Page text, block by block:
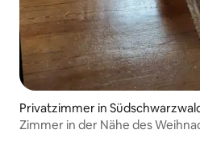
Privatzimmer in
Zimmer in der Nähe des